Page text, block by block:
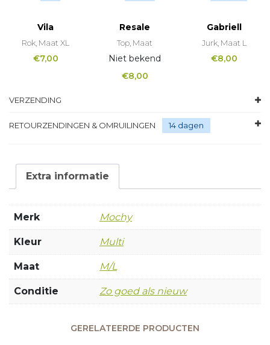
Vila
Rok, Maat XL
€7,00
Resale
Top, Maat
Niet bekend
€8,00
Gabriell
Jurk, Maat L
€8,00
VERZENDING
RETOURZENDINGEN & OMRUILINGEN 14 dagen
Extra informatie
Merk Mochy
Kleur Multi
Maat M/L
Conditie Zo goed als nieuw
GERELATEERDE PRODUCTEN